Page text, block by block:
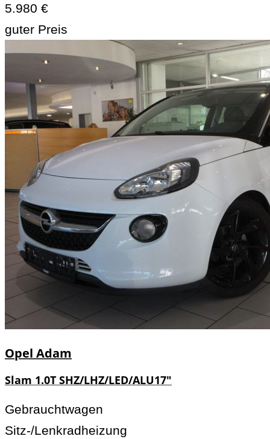
5.980 €
guter Preis
Opel Adam
Slam 1.0T SHZ/LHZ/LED/ALU17"
Gebrauchtwagen
Sitz-/Lenkradheizung